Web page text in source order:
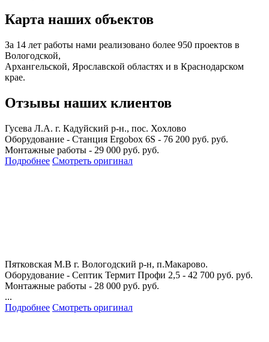
Карта наших объектов
За 14 лет работы нами реализовано более 950 проектов в
Вологодской,
Архангельской, Ярославской областях и в Краснодарском
крае.
Отзывы наших клиентов
Гусева Л.А. г. Кадуйский р-н., пос. Хохлово
Оборудование - Станция Ergobox 6S - 76 200 руб. руб.
Монтажные работы - 29 000 руб. руб.
Подробнее Смотреть оригинал
Пятковская М.В г. Вологодский р-н, п.Макарово.
Оборудование - Септик Термит Профи 2,5 - 42 700 руб. руб.
Монтажные работы - 28 000 руб. руб.
...
Подробнее Смотреть оригинал